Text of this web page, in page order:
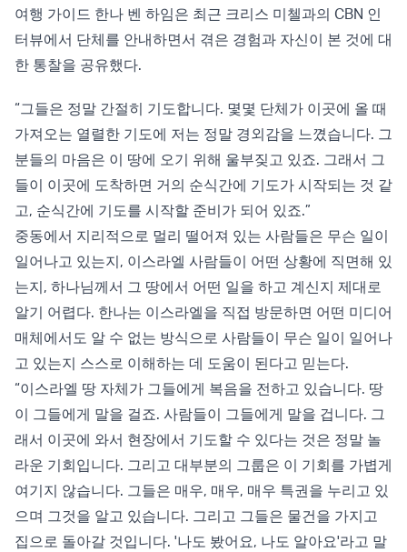
여행 가이드 한나 벤 하임은 최근 크리스 미첼과의 CBN 인
터뷰에서 단체를 안내하면서 겪은 경험과 자신이 본 것에 대
한 통찰을 공유했다.
“그들은 정말 간절히 기도합니다. 몇몇 단체가 이곳에 올 때
가져오는 열렬한 기도에 저는 정말 경외감을 느꼈습니다. 그
분들의 마음은 이 땅에 오기 위해 울부짖고 있죠. 그래서 그
들이 이곳에 도착하면 거의 순식간에 기도가 시작되는 것 같
고, 순식간에 기도를 시작할 준비가 되어 있죠.”
중동에서 지리적으로 멀리 떨어져 있는 사람들은 무슨 일이
일어나고 있는지, 이스라엘 사람들이 어떤 상황에 직면해 있
는지, 하나님께서 그 땅에서 어떤 일을 하고 계신지 제대로
알기 어렵다. 한나는 이스라엘을 직접 방문하면 어떤 미디어
매체에서도 알 수 없는 방식으로 사람들이 무슨 일이 일어나
고 있는지 스스로 이해하는 데 도움이 된다고 믿는다.
“이스라엘 땅 자체가 그들에게 복음을 전하고 있습니다. 땅
이 그들에게 말을 걸죠. 사람들이 그들에게 말을 겁니다. 그
래서 이곳에 와서 현장에서 기도할 수 있다는 것은 정말 놀
라운 기회입니다. 그리고 대부분의 그룹은 이 기회를 가볍게
여기지 않습니다. 그들은 매우, 매우, 매우 특권을 누리고 있
으며 그것을 알고 있습니다. 그리고 그들은 물건을 가지고
집으로 돌아갈 것입니다. '나도 봤어요, 나도 알아요'라고 말